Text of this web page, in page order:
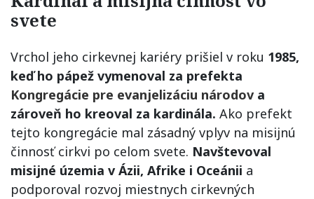
svete
Vrchol jeho cirkevnej kariéry prišiel v roku 1985,
keď ho pápež vymenoval za prefekta
Kongregácie pre evanjelizáciu národov a
zároveň ho kreoval za kardinála. Ako prefekt
tejto kongregácie mal zásadný vplyv na misijnú
činnosť cirkvi po celom svete. Navštevoval
misijné územia v Ázii, Afrike i Oceánii a
podporoval rozvoj miestnych cirkevných